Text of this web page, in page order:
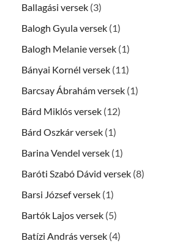
Ballagási versek (3)
Balogh Gyula versek (1)
Balogh Melanie versek (1)
Bányai Kornél versek (11)
Barcsay Ábrahám versek (1)
Bárd Miklós versek (12)
Bárd Oszkár versek (1)
Barina Vendel versek (1)
Baróti Szabó Dávid versek (8)
Barsi József versek (1)
Bartók Lajos versek (5)
Batízi András versek (4)